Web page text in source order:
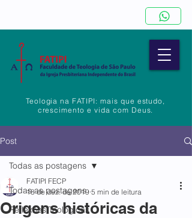
Teologia na FATIPI: mais que estudo,
crescimento e vida com Deus.
Post
Todas as postagens
Reflexões Teológicas
Todas as postagens
Origens históricas da
FATIPI FECP
18 de dez. de 2019 5 min de leitura